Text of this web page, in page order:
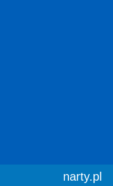
You are
narty.pl